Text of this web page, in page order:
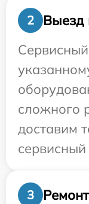
2
Выезд
сложного
доставим
сервисный
3